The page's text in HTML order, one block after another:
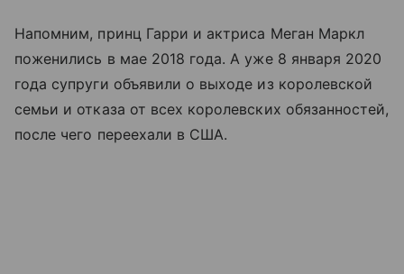
Напомним, принц Гарри и актриса Меган Маркл
поженились в мае 2018 года. А уже 8 января 2020
года супруги объявили о выходе из королевской
семьи и отказа от всех королевских обязанностей,
после чего переехали в США.